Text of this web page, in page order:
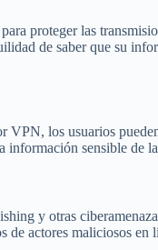
proteger las
de saber que su
los usuarios
información sensible de
y otras
de actores maliciosos en